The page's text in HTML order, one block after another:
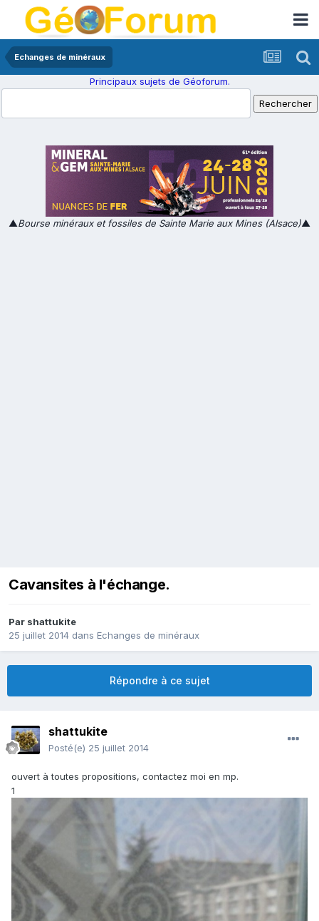
Echanges de minéraux
Principaux sujets de Géoforum.
▲Bourse minéraux et fossiles de Sainte Marie aux Mines (Alsace)▲
Cavansites à l'échange.
Par shattukite
25 juillet 2014 dans Echanges de minéraux
Répondre à ce sujet
shattukite
Posté(e) 25 juillet 2014
ouvert à toutes propositions, contactez moi en mp.
1